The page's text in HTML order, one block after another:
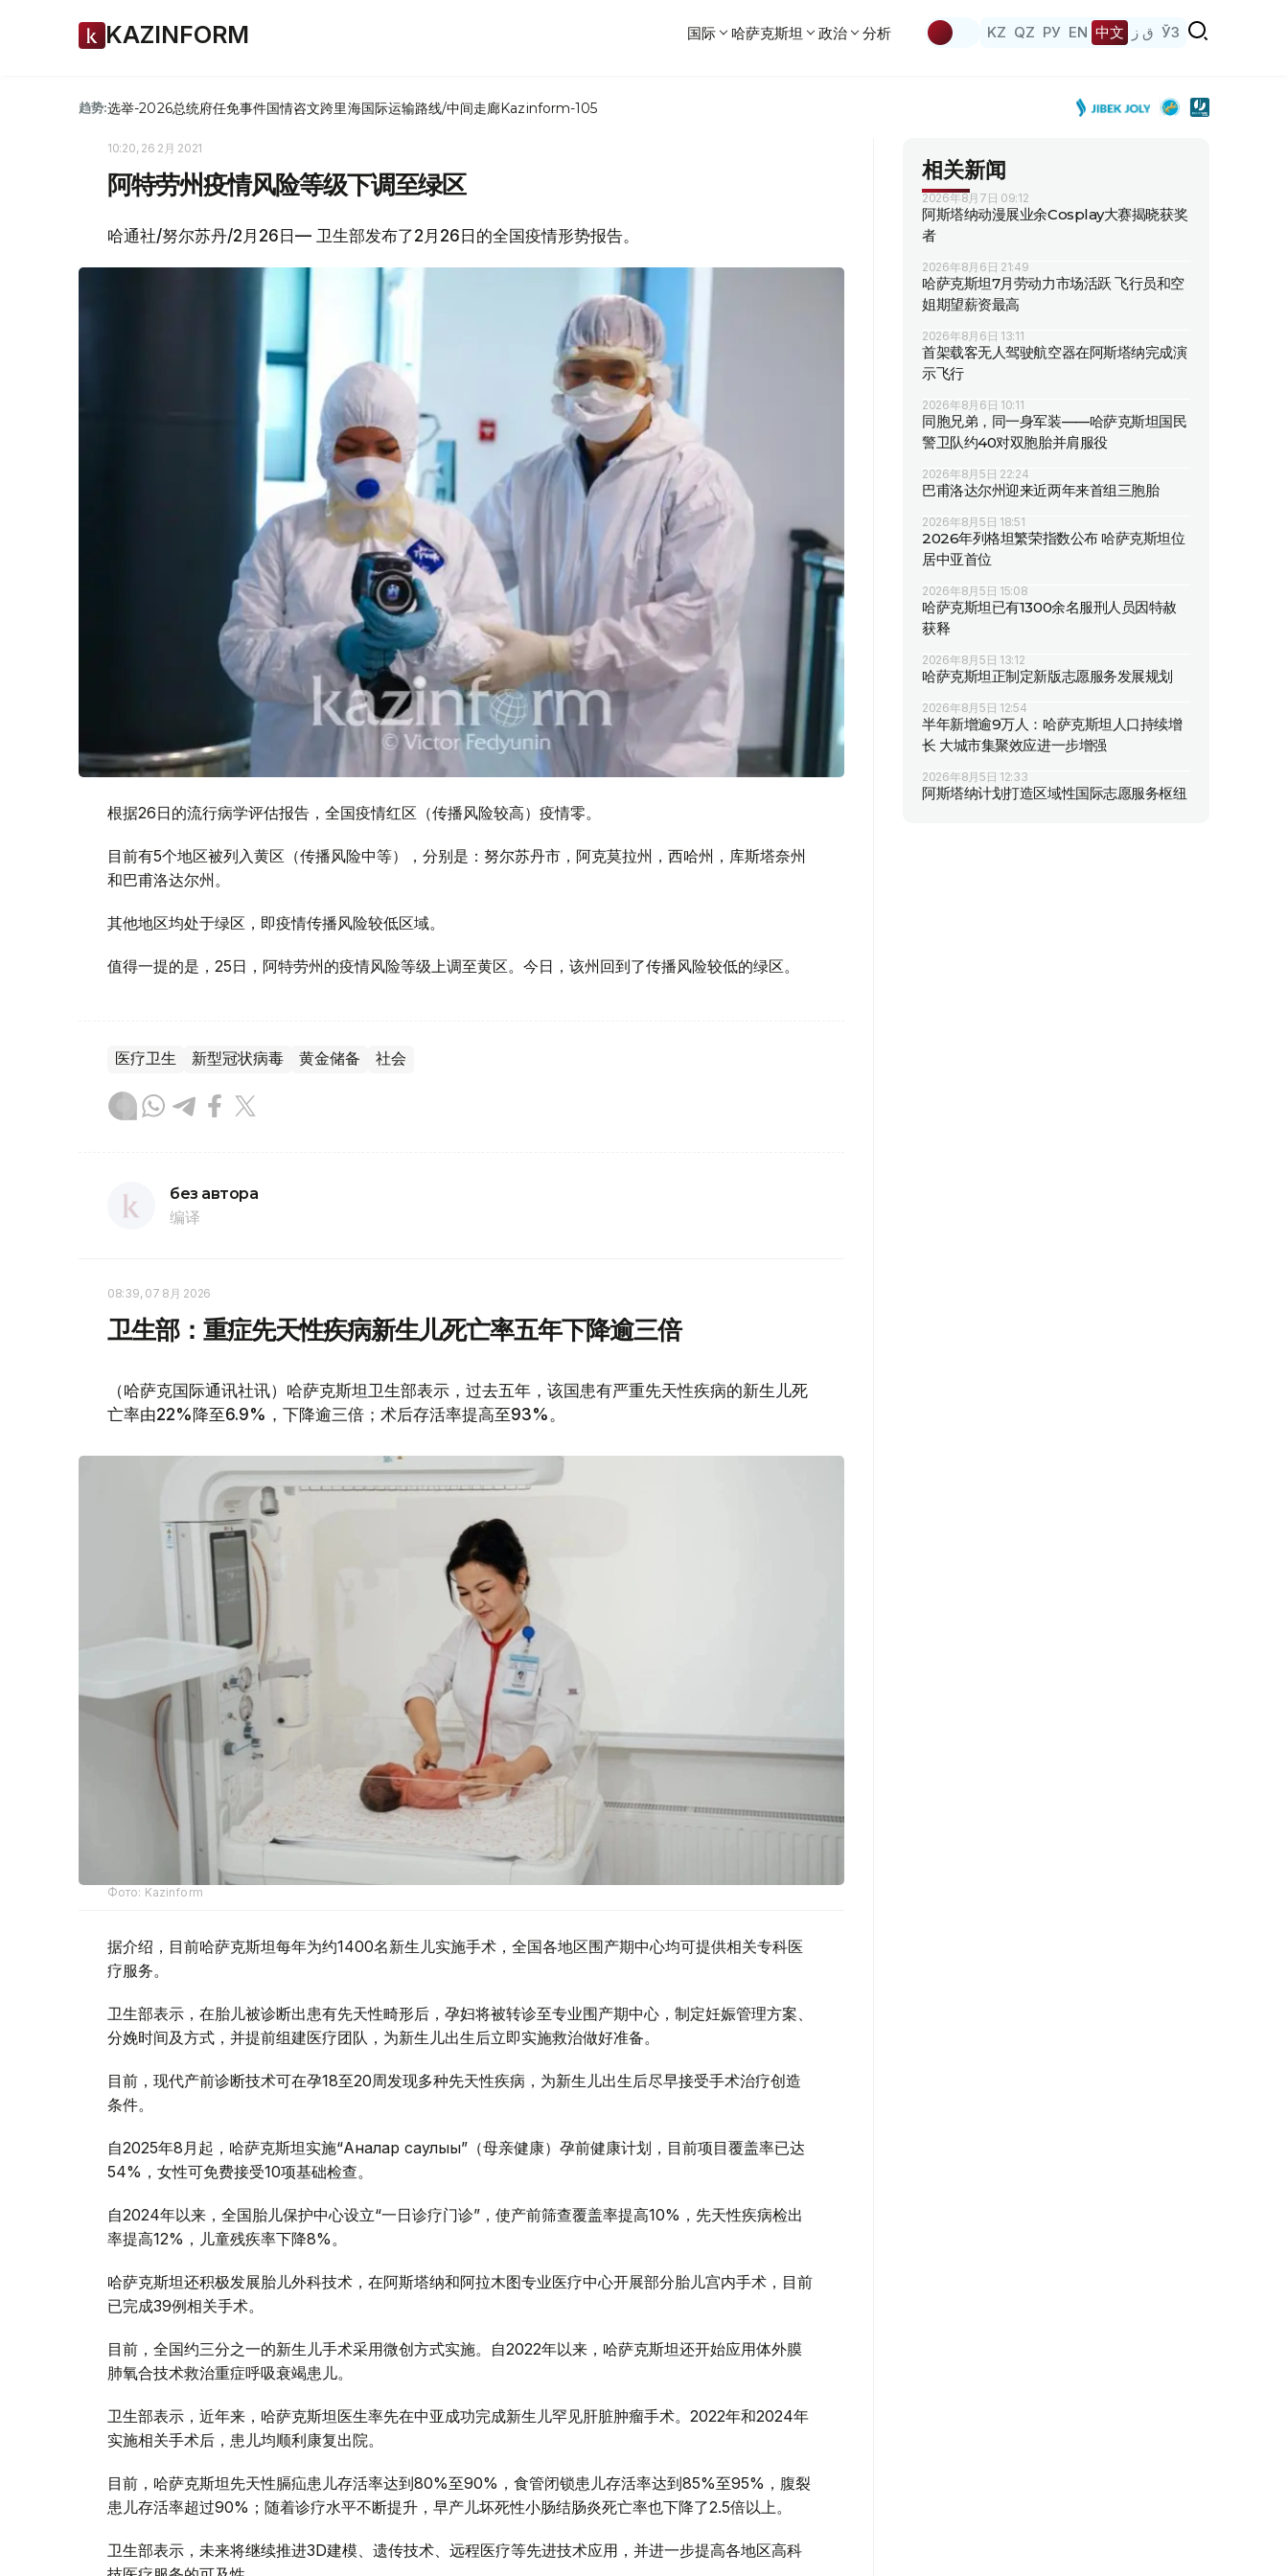
KAZINFORM 国际 哈萨克斯坦 政治 分析 KZ QZ РУ EN 中文 ق ز ЎЗ
趋势:选举-2026总统府任免事件国情咨文跨里海国际运输路线/中间走廊Kazinform-105
10:20, 26 2月 2021
阿特劳州疫情风险等级下调至绿区
哈通社/努尔苏丹/2月26日— 卫生部发布了2月26日的全国疫情形势报告。
根据26日的流行病学评估报告，全国疫情红区（传播风险较高）疫情零。
目前有5个地区被列入黄区（传播风险中等），分别是：努尔苏丹市，阿克莫拉州，西哈州，库斯塔奈州
和巴甫洛达尔州。
其他地区均处于绿区，即疫情传播风险较低区域。
值得一提的是，25日，阿特劳州的疫情风险等级上调至黄区。今日，该州回到了传播风险较低的绿区。
医疗卫生 新型冠状病毒 黄金储备 社会
без автора
编译
08:39, 07 8月 2026
卫生部：重症先天性疾病新生儿死亡率五年下降逾三倍
（哈萨克国际通讯社讯）哈萨克斯坦卫生部表示，过去五年，该国患有严重先天性疾病的新生儿死
亡率由22%降至6.9%，下降逾三倍；术后存活率提高至93%。
Фото: Kazinform
据介绍，目前哈萨克斯坦每年为约1400名新生儿实施手术，全国各地区围产期中心均可提供相关专科医
疗服务。
卫生部表示，在胎儿被诊断出患有先天性畸形后，孕妇将被转诊至专业围产期中心，制定妊娠管理方案、
分娩时间及方式，并提前组建医疗团队，为新生儿出生后立即实施救治做好准备。
目前，现代产前诊断技术可在孕18至20周发现多种先天性疾病，为新生儿出生后尽早接受手术治疗创造
条件。
自2025年8月起，哈萨克斯坦实施“Аналар саулығы”（母亲健康）孕前健康计划，目前项目覆盖率已达
54%，女性可免费接受10项基础检查。
自2024年以来，全国胎儿保护中心设立“一日诊疗门诊”，使产前筛查覆盖率提高10%，先天性疾病检出
率提高12%，儿童残疾率下降8%。
哈萨克斯坦还积极发展胎儿外科技术，在阿斯塔纳和阿拉木图专业医疗中心开展部分胎儿宫内手术，目前
已完成39例相关手术。
目前，全国约三分之一的新生儿手术采用微创方式实施。自2022年以来，哈萨克斯坦还开始应用体外膜
肺氧合技术救治重症呼吸衰竭患儿。
卫生部表示，近年来，哈萨克斯坦医生率先在中亚成功完成新生儿罕见肝脏肿瘤手术。2022年和2024年
实施相关手术后，患儿均顺利康复出院。
目前，哈萨克斯坦先天性膈疝患儿存活率达到80%至90%，食管闭锁患儿存活率达到85%至95%，腹裂
患儿存活率超过90%；随着诊疗水平不断提升，早产儿坏死性小肠结肠炎死亡率也下降了2.5倍以上。
卫生部表示，未来将继续推进3D建模、遗传技术、远程医疗等先进技术应用，并进一步提高各地区高科
相关新闻
2026年8月7日 09:12
阿斯塔纳动漫展业余Cosplay大赛揭晓获奖
者
2026年8月6日 21:49
哈萨克斯坦7月劳动力市场活跃 飞行员和空
姐期望薪资最高
2026年8月6日 13:11
首架载客无人驾驶航空器在阿斯塔纳完成演
示飞行
2026年8月6日 10:11
同胞兄弟，同一身军装——哈萨克斯坦国民
警卫队约40对双胞胎并肩服役
2026年8月5日 22:24
巴甫洛达尔州迎来近两年来首组三胞胎
2026年8月5日 18:51
2026年列格坦繁荣指数公布 哈萨克斯坦位
居中亚首位
2026年8月5日 15:08
哈萨克斯坦已有1300余名服刑人员因特赦
获释
2026年8月5日 13:12
哈萨克斯坦正制定新版志愿服务发展规划
2026年8月5日 12:54
半年新增逾9万人：哈萨克斯坦人口持续增
长 大城市集聚效应进一步增强
2026年8月5日 12:33
阿斯塔纳计划打造区域性国际志愿服务枢纽